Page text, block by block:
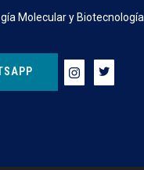
Molecular y Biotecnología.